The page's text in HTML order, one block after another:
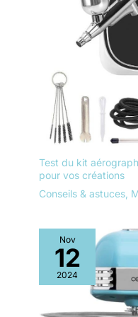
Test du kit
pour vos créations
Conseils & astuces
Nov
12
2024